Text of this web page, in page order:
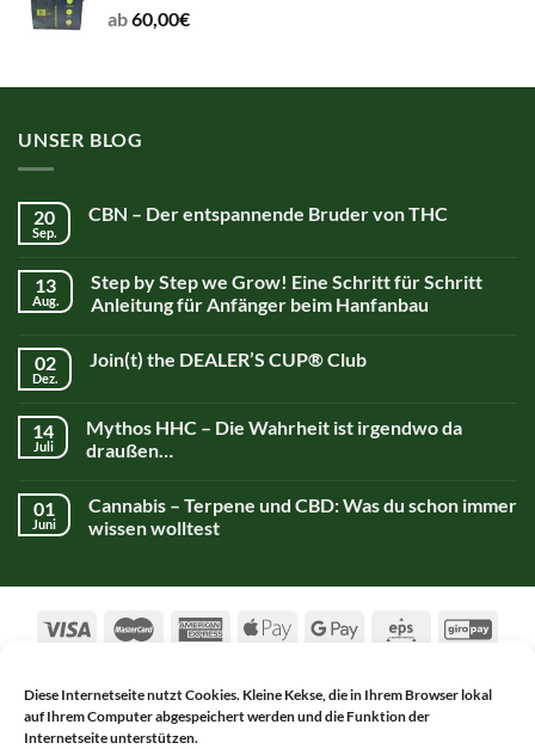
Diese Internetseite nutzt Cookies. Kleine Kekse, die in Ihrem Browser lokal
auf Ihrem Computer abgespeichert werden und die Funktion der
Internetseite unterstützen.
ab60,00€
UNSER BLOG
20
Sep.
CBN – Der entspannende Bruder von THC
13
Aug.
Step by Step we Grow! Eine Schritt für Schritt
Anleitung für Anfänger beim Hanfanbau
02
Dez.
Join(t) the DEALER’S CUP® Club
14
Juli
Mythos HHC – Die Wahrheit ist irgendwo da
draußen…
01
Juni
Cannabis – Terpene und CBD: Was du schon immer
wissen wolltest
AGB
DATENSCHUTZERKLÄRUNG